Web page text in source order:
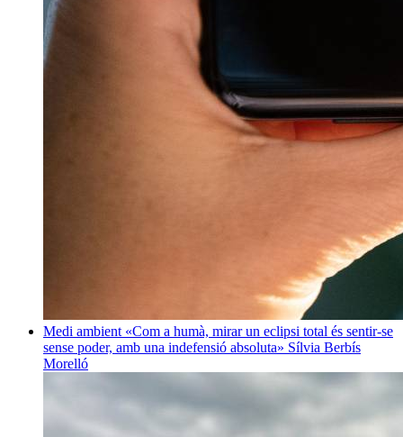
Medi ambient «Com a humà, mirar un eclipsi total és sentir-se
sense poder, amb una indefensió absoluta» Sílvia Berbís
Morelló